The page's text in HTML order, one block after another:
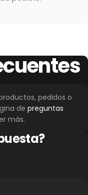
pedidos o
de preguntas
más.